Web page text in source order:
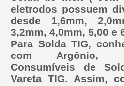
eletrodos possuem
desde 1,6mm,
3,2mm, 4,0mm, 5,00 e
Para Solda TIG,
com Argônio,
Consumíveis de
Vareta TIG. Assim,